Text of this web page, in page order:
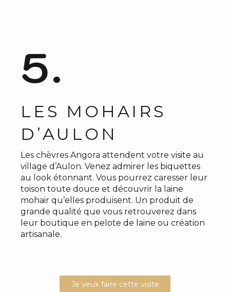
5.
LES MOHAIRS
D’AULON
Les chèvres Angora attendent votre visite au
village d’Aulon. Venez admirer les biquettes
au look étonnant. Vous pourrez caresser leur
toison toute douce et découvrir la laine
mohair qu’elles produisent. Un produit de
grande qualité que vous retrouverez dans
leur boutique en pelote de laine ou création
artisanale.
Je veux faire cette visite